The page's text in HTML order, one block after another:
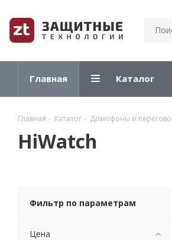
Главная Каталог
Главная - Каталог - Домофоны и
HiWatch
Фильтр по параметрам
Цена